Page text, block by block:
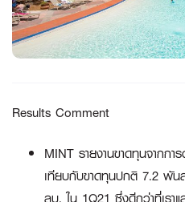
Results Comment
MINT รายงานขาดทุนจากก
เทียบกับขาดทุนปกติ 7.2 พัน